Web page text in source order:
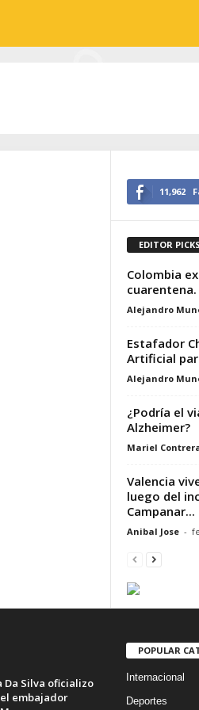
11,962
EDITOR PICKS
Colombia
cuarentena.
Alejandro
Estafador
Artificial
Alejandro
¿Podría el
Alzheimer?
Mariel
Valencia
luego del
Campanar...
Anibal Jose -
Da Silva oficializo
embajador
POPULAR
Internacional
Deportes